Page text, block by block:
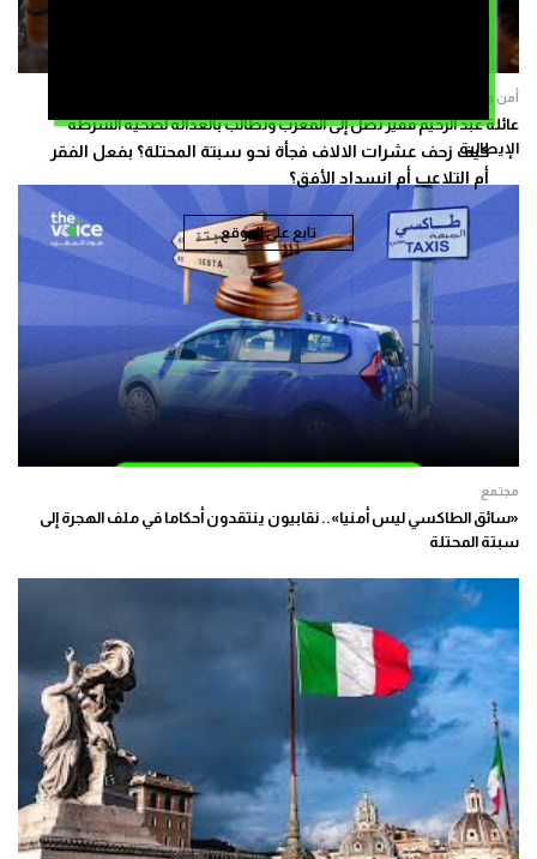
كيف زحف عشرات الالاف فجأة نحو سبتة المحتلة؟ بفعل الفقر
أم التلاعب أم انسداد الأفق؟
تابع على الموقع
أمن وعدالة
عائلة عبد الرحيم فقير تصل إلى المغرب وتطالب بالعدالة لضحية الشرطة
الإيطالية
مجتمع
«سائق الطاكسي ليس أمنيا».. نقابيون ينتقدون أحكاما في ملف الهجرة إلى
سبتة المحتلة